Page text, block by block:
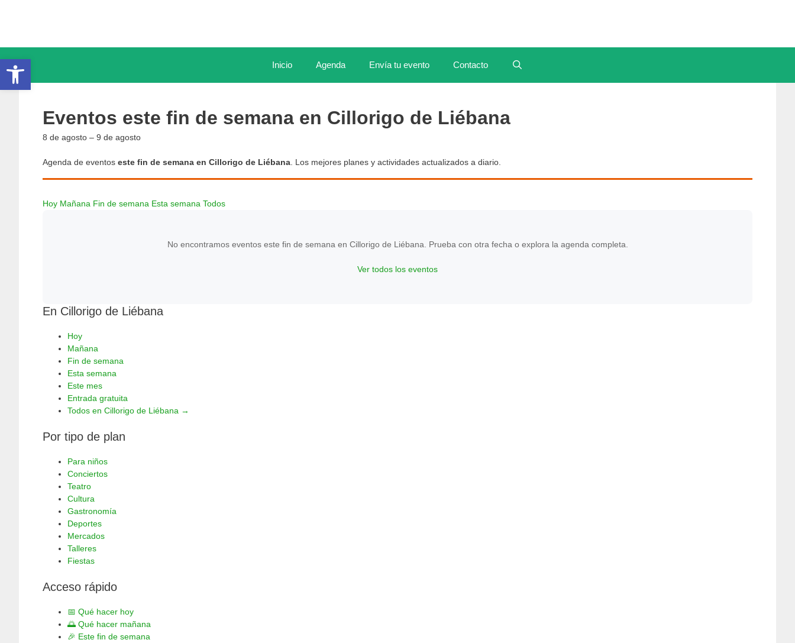
Abrir barra de herramientas Inicio Agenda Envía tu evento Contacto
Eventos este fin de semana en Cillorigo de Liébana
8 de agosto – 9 de agosto
Agenda de eventos este fin de semana en Cillorigo de Liébana . Los mejores planes y actividades actualizados a diario.
Hoy Mañana Fin de semana Esta semana Todos
No encontramos eventos este fin de semana en Cillorigo de Liébana. Prueba con otra fecha o explora la agenda completa.
Ver todos los eventos
En Cillorigo de Liébana
Hoy
Mañana
Fin de semana
Esta semana
Este mes
Entrada gratuita
Todos en Cillorigo de Liébana →
Por tipo de plan
Para niños
Conciertos
Teatro
Cultura
Gastronomía
Deportes
Mercados
Talleres
Fiestas
Acceso rápido
📅 Qué hacer hoy
🌅 Qué hacer mañana
🎉 Este fin de semana